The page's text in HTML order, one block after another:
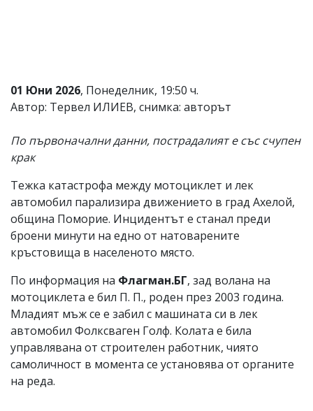
носи
отговорност
Ако
откриете
за
коментар,
моля
сигнализирайте
ни!
01 Юни 2026, Понеделник, 19:50 ч.
Автор: Тервел ИЛИЕВ, снимка: авторът
По първоначални данни, пострадалият е със счупен
крак
Тежка катастрофа между мотоциклет и лек
автомобил парализира движението в град Ахелой,
община Поморие. Инцидентът е станал преди
броени минути на едно от натоварените
кръстовища в населеното място.
По информация на Флагман.БГ, зад волана на
мотоциклета е бил П. П., роден през 2003 година.
Младият мъж се е забил с машината си в лек
автомобил Фолксваген Голф. Колата е била
управлявана от строителен работник, чиято
самоличност в момента се установява от органите
на реда.